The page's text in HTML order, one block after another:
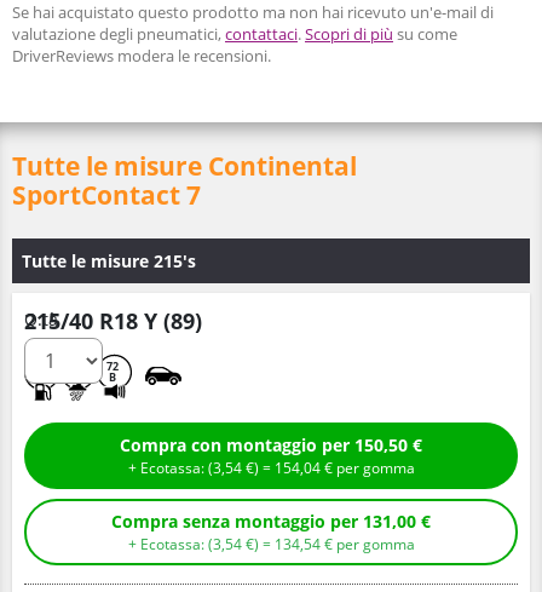
Se hai acquistato questo prodotto ma non hai ricevuto un'e-mail di
valutazione degli pneumatici,contattaci.Scopri di più su come
DriverReviews modera le recensioni.
Tutte le misure Continental
SportContact 7
Tutte le misure 215's
215/40 R18 Y (89)
72
B
Q.tà
Compra con montaggio per 150,50 €
+ Ecotassa: (3,54€ ) = 154,04€ per gomma
Compra senza montaggio per 131,00 €
+ Ecotassa: (3,54€ ) = 134,54€ per gomma